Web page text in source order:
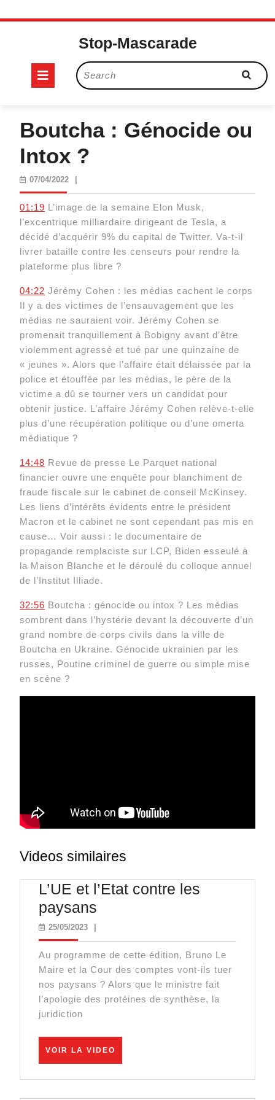
Skip
Stop-Mascarade
Open
Search
for:
Boutcha : Génocide ou
Intox ?
07/04/202207/04/2022
01:19 L’image de la semaine Elon Musk,
l’excentrique milliardaire dirigeant de Tesla, a
décidé d’acquérir 9% du capital de Twitter. Va-t-il
livrer bataille contre les censeurs pour rendre la
plateforme plus libre ?
04:22 Jérémy Cohen : les médias cachent le corps
Il y a des victimes de l’ensauvagement que les
médias ne sauraient voir. Jérémy Cohen se
promenait tranquillement à Bobigny avant d’être
violemment agressé et tué par une quinzaine de
« jeunes ». Alors que l’affaire était délaissée par la
police et étouffée par les médias, le père de la
victime a dû se tourner vers un candidat pour
obtenir justice. L’affaire Jérémy Cohen relève-t-elle
plus d’une récupération politique ou d’une omerta
médiatique ?
14:48 Revue de presse Le Parquet national
financier ouvre une enquête pour blanchiment de
fraude fiscale sur le cabinet de conseil McKinsey.
Les liens d’intérêts évidents entre le président
Macron et le cabinet ne sont cependant pas mis en
cause… Voir aussi : le documentaire de
propagande remplaciste sur LCP, Biden esseulé à
la Maison Blanche et le déroulé du colloque annuel
de l’Institut Illiade.
32:56 Boutcha : génocide ou intox ? Les médias
sombrent dans l’hystérie devant la découverte d’un
grand nombre de corps civils dans la ville de
Boutcha en Ukraine. Génocide ukrainien par les
russes, Poutine criminel de guerre ou simple mise
en scène ?
Videos similaires
L’UE et l’Etat contre les
paysans
l’Etat
contre
les
paysans
25/05/202325/05/2023
Au programme de cette édition, Bruno Le
Maire et la Cour des comptes vont-ils tuer
nos paysans ? Alors que le ministre fait
l’apologie des protéines de synthèse, la
juridiction
VOIR LA VIDEO